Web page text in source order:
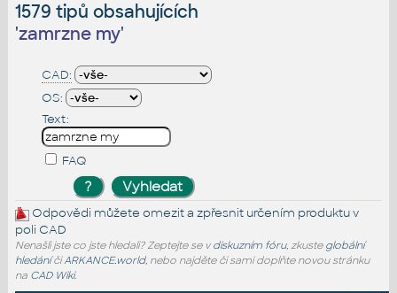
1579 tipů obsahujících
'zamrzne my'
CAD:
OS:
Text:
FAQ
Odpovědi můžete omezit a zpřesnit určením produktu v
poli CAD
Nenašli jste co jste hledali? Zeptejte se v diskuzním fóru, zkuste globální
hledáníčiARKANCE.world, nebo najděte či sami doplňte novou stránku
na CAD Wiki.